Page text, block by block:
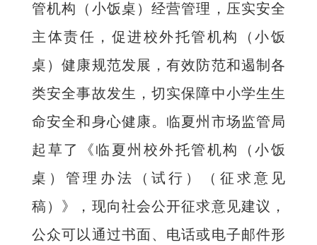
管机构（小饭桌）经营管理，压实安全
主体责任，促进校外托管机构（小饭
桌）健康规范发展，有效防范和遏制各
类安全事故发生，切实保障中小学生生
命安全和身心健康。临夏州市场监管局
起草了《临夏州校外托管机构（小饭
桌）管理办法（试行）（征求意见
稿）》，现向社会公开征求意见建议，
公众可以通过书面、电话或电子邮件形